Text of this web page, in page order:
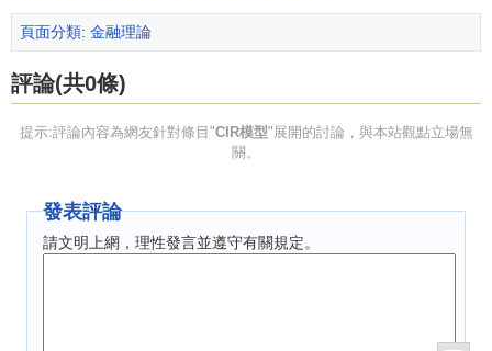
頁面分類: 金融理論
評論(共0條)
提示:評論內容為網友針對條目"CIR模型"展開的討論，與本站觀點立場無
關。
發表評論
請文明上網，理性發言並遵守有關規定。